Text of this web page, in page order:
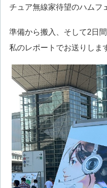
チュア無線家待望のハムフ
準備から搬入、そして2日
私のレポートでお送りしま